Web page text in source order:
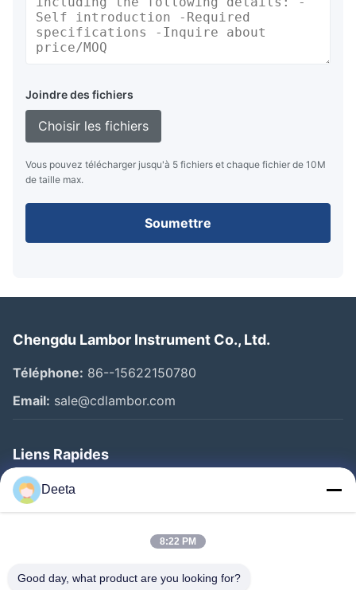
Joindre des fichiers
Choisir les fichiers
Vous pouvez télécharger jusqu'à 5 fichiers et chaque fichier de 10M
de taille max.
Soumettre
Chengdu Lambor Instrument Co., Ltd.
Téléphone: 86--15622150780
Email: sale@cdlambor.com
Liens Rapides
Aperçu
Produits
Visite D'usine
Deeta
8:22 PM
Good day, what product are you looking for?